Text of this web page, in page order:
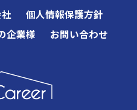
個人情報保護方針
企業様 お問い合わせ